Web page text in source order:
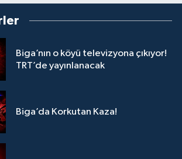
Biga’nın o köyü televizyona çıkıyor!
TRT’de yayınlanacak
Biga’da Korkutan Kaza!